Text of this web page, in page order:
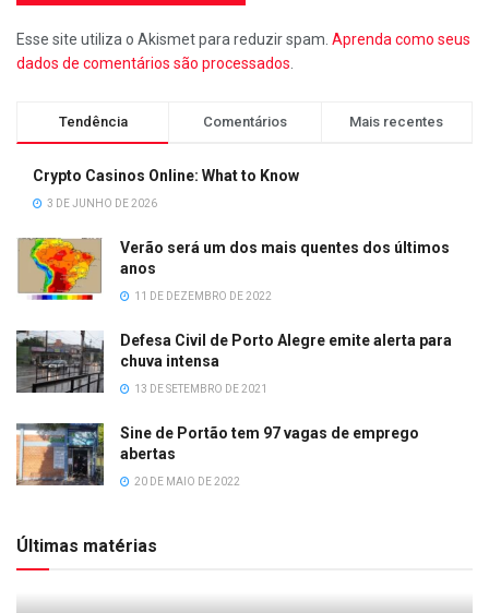
Esse site utiliza o Akismet para reduzir spam. Aprenda como seus
dados de comentários são processados
Tendência Comentários Mais recentes
Crypto Casinos Online: What to Know
3 DE JUNHO DE 2026
Verão será um dos mais quentes dos últimos
anos
11 DE DEZEMBRO DE 2022
Defesa Civil de Porto Alegre emite alerta para
chuva intensa
13 DE SETEMBRO DE 2021
Sine de Portão tem 97 vagas de emprego
abertas
20 DE MAIO DE 2022
Últimas matérias